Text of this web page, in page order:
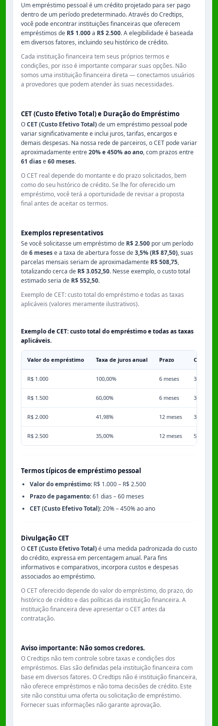
Um empréstimo pessoal é um crédito projetado para ser pago
dentro de um período predeterminado. Através do Credtips,
você pode encontrar instituições financeiras que oferecem
empréstimos de R$ 1.000a R$ 2.500. A elegibilidade é baseada
em diversos fatores, incluindo seu histórico de crédito.
Cada instituição financeira tem seus próprios termos e
condições, por isso é importante comparar suas opções. Não
somos uma instituição financeira direta — conectamos usuários
a provedores que podem atender às suas necessidades.
CET (Custo Efetivo Total) e Duração do Empréstimo
OCET (Custo Efetivo Total)de um empréstimo pessoal pode
variar significativamente e inclui juros, tarifas, encargos e
demais despesas. Na nossa rede de parceiros, o CET pode variar
aproximadamente entre20% e 450% ao ano, com prazos entre
61 diase60 meses.
O CET real depende do montante e do prazo solicitados, bem
como do seu histórico de crédito. Se lhe for oferecido um
empréstimo, você terá a oportunidade de revisar a proposta
final antes de aceitar os termos.
Exemplos representativos
Se você solicitasse um empréstimo de R$ 2.500 por um período
de6 mesese a taxa de abertura fosse de3,5% (R$ 87,50), suas
parcelas mensais seriam de aproximadamente R$ 508,75,
totalizando cerca de R$ 3.052,50. Nesse exemplo, o custo total
estimado seria de R$ 552,50.
Exemplo de CET: custo total do empréstimo e todas as taxas
aplicáveis (valores meramente ilustrativos).
Exemplo de CET: custo total do empréstimo e todas as taxas
aplicáveis.
Valor do empréstimo Taxa de juros anual Prazo
R$ 1.000 100,00% 6 meses 3,50%
R$ 1.500 60,00% 6 meses 3,50%
R$ 2.000 41,98% 12 meses 3,50%
R$ 2.500 35,00% 12 meses 5,00%
Termos típicos de empréstimo pessoal
Valor do empréstimo: R$ 1.000 – R$ 2.500
Prazo de pagamento:61 dias – 60 meses
CET (Custo Efetivo Total):20% – 450% ao ano
Divulgação CET
OCET (Custo Efetivo Total)é uma medida padronizada do custo
do crédito, expressa em percentagem anual. Para fins
informativos e comparativos, incorpora custos e despesas
associados ao empréstimo.
O CET oferecido depende do valor do empréstimo, do prazo, do
histórico de crédito e das políticas da instituição financeira. A
instituição financeira deve apresentar o CET antes da
contratação.
Aviso importante: Não somos credores.
O Credtips não tem controle sobre taxas e condições dos
empréstimos. Elas são definidas pela instituição financeira com
base em diversos fatores. O Credtips não é instituição financeira,
não oferece empréstimos e não toma decisões de crédito. Este
site não constitui uma oferta ou solicitação de empréstimo.
Fornecer suas informações não garante aprovação.